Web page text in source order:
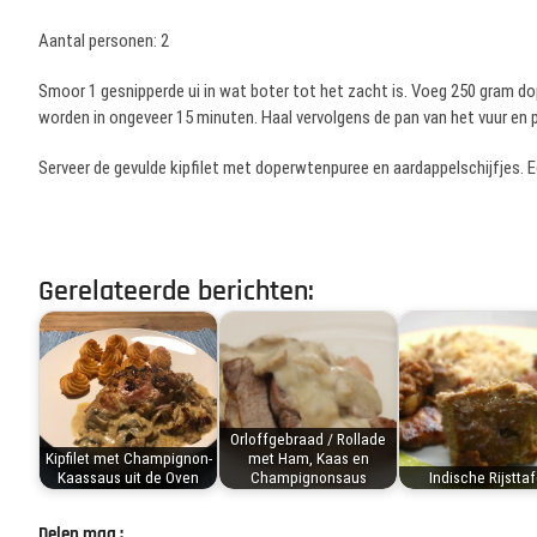
Aantal personen: 2
Smoor 1 gesnipperde ui in wat boter tot het zacht is. Voeg 250 gram
worden in ongeveer 15 minuten. Haal vervolgens de pan van het vuur
Serveer de gevulde kipfilet met doperwtenpuree en aardappelschijfjes.
Gerelateerde berichten:
Kipfilet met Champignon-
Kaassaus uit de Oven
Orloffgebraad / Rollade
met Ham, Kaas en
Champignonsaus
Indische